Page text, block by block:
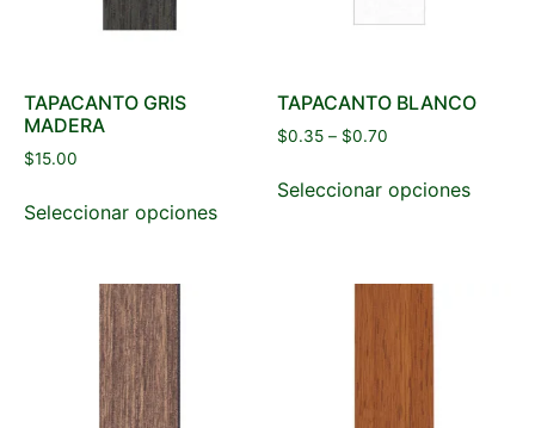
TAPACANTO GRIS
MADERA
$15.00
Seleccionar opciones
TAPACANTO BLANCO
$0.35 – $0.70
Seleccionar opciones